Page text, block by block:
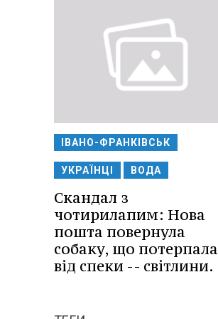
ІВАНО-ФРАНКІВСЬК
УКРАЇНЦІ ВОДА
Скандал з
чотирилапим: Нова
пошта повернула
собаку, що потерпала
від спеки -- світлини.